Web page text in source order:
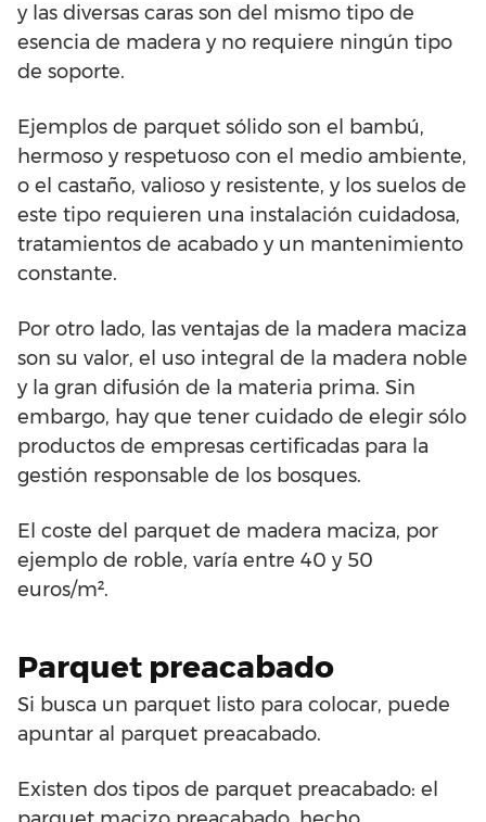
y las diversas caras son del mismo tipo de
esencia de madera y no requiere ningún tipo
de soporte.
Ejemplos de parquet sólido son el bambú,
hermoso y respetuoso con el medio ambiente,
o el castaño, valioso y resistente, y los suelos de
este tipo requieren una instalación cuidadosa,
tratamientos de acabado y un mantenimiento
constante.
Por otro lado, las ventajas de la madera maciza
son su valor, el uso integral de la madera noble
y la gran difusión de la materia prima. Sin
embargo, hay que tener cuidado de elegir sólo
productos de empresas certificadas para la
gestión responsable de los bosques.
El coste del parquet de madera maciza, por
ejemplo de roble, varía entre 40 y 50
euros/m².
Parquet preacabado
Si busca un parquet listo para colocar, puede
apuntar al parquet preacabado.
Existen dos tipos de parquet preacabado: el